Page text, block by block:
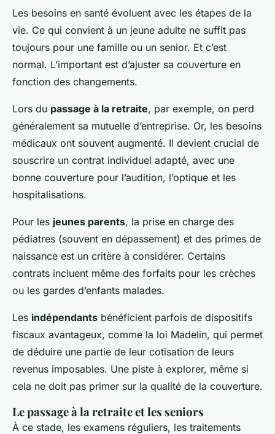
Les besoins en santé évoluent avec les étapes de la
vie. Ce qui convient à un jeune adulte ne suffit pas
toujours pour une famille ou un senior. Et c’est
normal. L’important est d’ajuster sa couverture en
fonction des changements.
Lors du passage à la retraite, par exemple, on perd
généralement sa mutuelle d’entreprise. Or, les besoins
médicaux ont souvent augmenté. Il devient crucial de
souscrire un contrat individuel adapté, avec une
bonne couverture pour l’audition, l’optique et les
hospitalisations.
Pour les jeunes parents, la prise en charge des
pédiatres (souvent en dépassement) et des primes de
naissance est un critère à considérer. Certains
contrats incluent même des forfaits pour les crèches
ou les gardes d’enfants malades.
Les indépendants bénéficient parfois de dispositifs
fiscaux avantageux, comme la loi Madelin, qui permet
de déduire une partie de leur cotisation de leurs
revenus imposables. Une piste à explorer, même si
cela ne doit pas primer sur la qualité de la couverture.
Le passage à la retraite et les seniors
À ce stade, les examens réguliers, les traitements